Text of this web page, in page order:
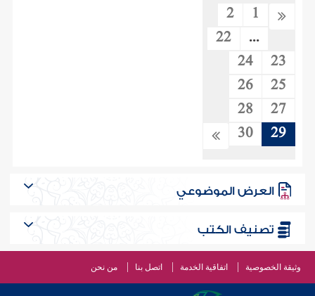
1
2
...
22
23
24
25
26
27
28
29
30
العرض الموضوعي
تصنيف الكتب
وثيقة الخصوصية اتفاقية الخدمة اتصل بنا من نحن